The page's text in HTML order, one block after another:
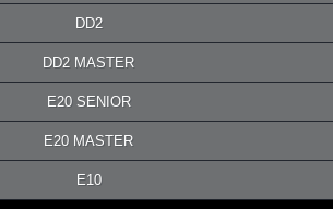
DD2
DD2 MASTER
E20 SENIOR
E20 MASTER
E10